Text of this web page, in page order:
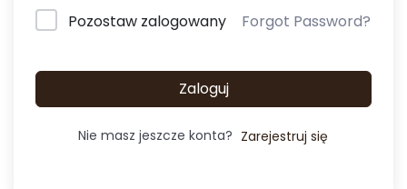
Pozostaw zalogowany Forgot Password?
Zaloguj
Nie masz jeszcze konta? Zarejestruj się